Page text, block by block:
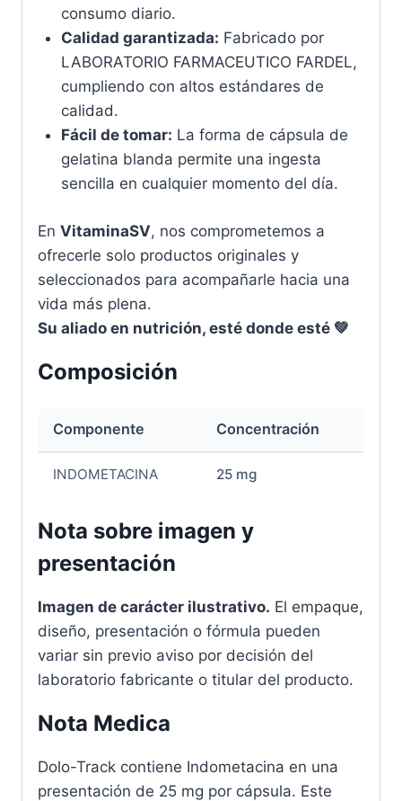
consumo diario.
Calidad garantizada: Fabricado por
LABORATORIO FARMACEUTICO FARDEL,
cumpliendo con altos estándares de
calidad.
Fácil de tomar: La forma de cápsula de
gelatina blanda permite una ingesta
sencilla en cualquier momento del día.
En VitaminaSV, nos comprometemos a
ofrecerle solo productos originales y
seleccionados para acompañarle hacia una
vida más plena.
Su aliado en nutrición, esté donde esté 💚
Composición
Componente Concentración
INDOMETACINA 25 mg
Nota sobre imagen y
presentación
Imagen de carácter ilustrativo. El empaque,
diseño, presentación o fórmula pueden
variar sin previo aviso por decisión del
laboratorio fabricante o titular del producto.
Nota Medica
Dolo-Track contiene Indometacina en una
presentación de 25 mg por cápsula. Este